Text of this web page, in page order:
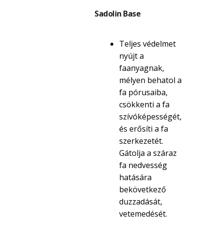
Sadolin Base
Teljes védelmet
nyújt a
faanyagnak,
mélyen behatol a
fa pórusaiba,
csökkenti a fa
szívóképességét,
és erősíti a fa
szerkezetét.
Gátolja a száraz
fa nedvesség
hatására
bekövetkező
duzzadását,
vetemedését.